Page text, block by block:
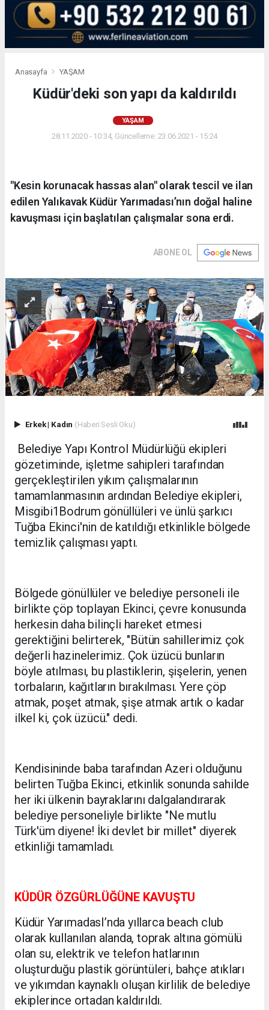
Anasayfa YAŞAM
Küdür'deki son yapı da kaldırıldı
YAŞAM
28.11.2020 - 10:34, Güncelleme: 23.06.2021 - 15:24
"Kesin korunacak hassas alan" olarak tescil ve ilan
edilen Yalıkavak Küdür Yarımadası’nın doğal haline
kavuşması için başlatılan çalışmalar sona erdi.
ABONE OL
Erkek| Kadın (Haberi Sesli Oku)
Belediye Yapı Kontrol Müdürlüğü ekipleri
gözetiminde, işletme sahipleri tarafından
gerçekleştirilen yıkım çalışmalarının
tamamlanmasının ardından Belediye ekipleri,
Misgibi1Bodrum gönüllüleri ve ünlü şarkıcı
Tuğba Ekinci'nin de katıldığı etkinlikle bölgede
temizlik çalışması yaptı.
Bölgede gönüllüler ve belediye personeli ile
birlikte çöp toplayan Ekinci, çevre konusunda
herkesin daha bilinçli hareket etmesi
gerektiğini belirterek, "Bütün sahillerimiz çok
değerli hazinelerimiz. Çok üzücü bunların
böyle atılması, bu plastiklerin, şişelerin, yenen
torbaların, kağıtların bırakılması. Yere çöp
atmak, poşet atmak, şişe atmak artık o kadar
ilkel ki, çok üzücü." dedi.
Kendisininde baba tarafından Azeri olduğunu
belirten Tuğba Ekinci, etkinlik sonunda sahilde
her iki ülkenin bayraklarını dalgalandırarak
belediye personeliyle birlikte "Ne mutlu
Türk'üm diyene! İki devlet bir millet" diyerek
etkinliği tamamladı.
KÜDÜR ÖZGÜRLÜĞÜNE KAVUŞTU
Küdür YarımadasI’nda yıllarca beach club
olarak kullanılan alanda, toprak altına gömülü
olan su, elektrik ve telefon hatlarının
oluşturduğu plastik görüntüleri, bahçe atıkları
ve yıkımdan kaynaklı oluşan kirlilik de belediye
ekiplerince ortadan kaldırıldı.